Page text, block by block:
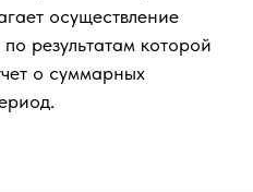
осуществление
результатам которой
о суммарных